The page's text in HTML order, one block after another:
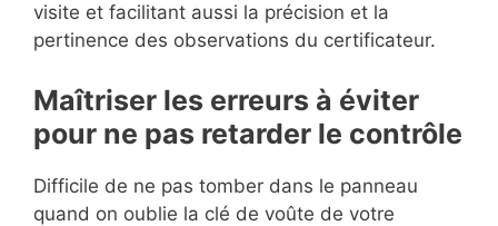
visite et facilitant aussi la précision et la
pertinence des observations du certificateur.
Maîtriser les erreurs à éviter
pour ne pas retarder le contrôle
Difficile de ne pas tomber dans le panneau
quand on oublie la clé de voûte de votre